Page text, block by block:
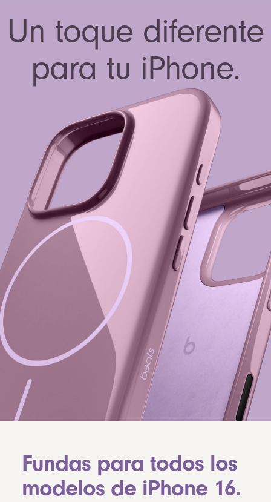
Un toque diferente
para tu iPhone.
Fundas para todos los
modelos de iPhone 16.